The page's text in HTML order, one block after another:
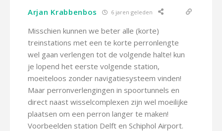
Arjan Krabbenbos 6 jaren geleden
Misschien kunnen we beter alle (korte)
treinstations met een te korte perronlengte
wel gaan verlengen tot de volgende halte! kun
je lopend het eerste volgende station,
moeiteloos zonder navigatiesysteem vinden!
Maar perronverlengingen in spoortunnels en
direct naast wisselcomplexen zijn wel moeilijke
plaatsen om een perron langer te maken!
Voorbeelden station Delft en Schiphol Airport.